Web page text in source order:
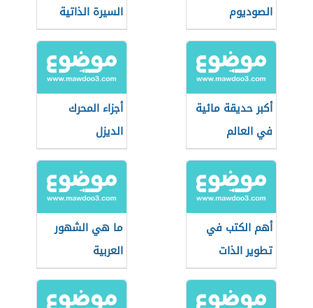
الصوديوم
السيرة الذاتية
أكبر حديقة مائية
في العالم
أجزاء المحرك
الديزل
أهم الكتب في
تطوير الذات
ما هي الشهور
العربية